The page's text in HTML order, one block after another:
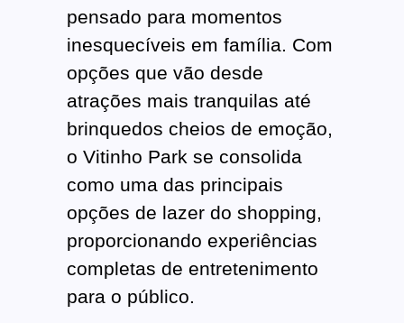
pensado para momentos
inesquecíveis em família. Com
opções que vão desde
atrações mais tranquilas até
brinquedos cheios de emoção,
o Vitinho Park se consolida
como uma das principais
opções de lazer do shopping,
proporcionando experiências
completas de entretenimento
para o público.